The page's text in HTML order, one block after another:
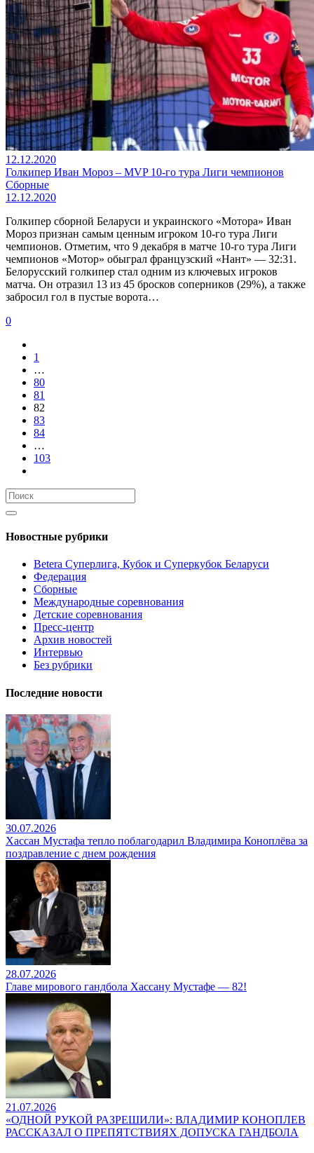
12.12.2020
Голкипер Иван Мороз – MVP 10-го тура Лиги чемпионов
Сборные
12.12.2020
Голкипер сборной Беларуси и украинского «Мотора» Иван
Мороз признан самым ценным игроком 10-го тура Лиги
чемпионов. Отметим, что 9 декабря в матче 10-го тура Лиги
чемпионов «Мотор» обыграл французский «Нант» — 32:31.
Белорусский голкипер стал одним из ключевых игроков
матча. Он отразил 13 из 45 бросков соперников (29%), а также
забросил гол в пустые ворота…
0
1
…
80
81
82
83
84
…
103
Новостные рубрики
Betera Суперлига, Кубок и Суперкубок Беларуси
Федерация
Сборные
Международные соревнования
Детские соревнования
Пресс-центр
Архив новостей
Интервью
Без рубрики
Последние новости
30.07.2026
Хассан Мустафа тепло поблагодарил Владимира Коноплёва за
поздравление с днем рождения
28.07.2026
Главе мирового гандбола Хассану Мустафе — 82!
21.07.2026
«ОДНОЙ РУКОЙ РАЗРЕШИЛИ»: ВЛАДИМИР КОНОПЛЕВ
РАССКАЗАЛ О ПРЕПЯТСТВИЯХ ДОПУСКА ГАНДБОЛА